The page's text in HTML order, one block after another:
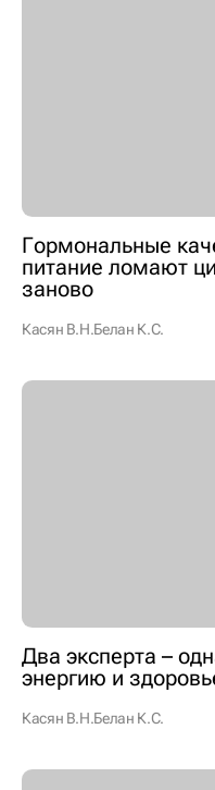
Гормональные
питание ломают
заново
Касян В.Н.Белан К.С.
Два эксперта –
энергию и
Касян В.Н.Белан К.С.